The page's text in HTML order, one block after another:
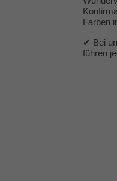
Farben
✔ Bei
führen